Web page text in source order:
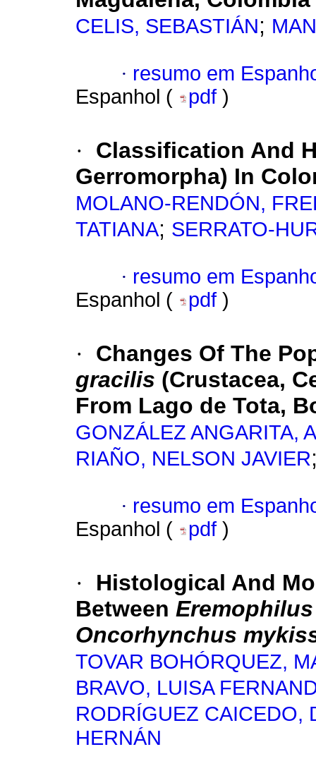
CELIS, SEBASTIÁN;
· resumo em
Espanhol (
pdf )
·
Classification And
Gerromorpha) In
MOLANO-RENDÓN,
TATIANA; SERRATO-
· resumo em
Espanhol (
pdf )
·
Changes Of The
gracilis (Crustacea,
From Lago de Tota,
GONZÁLEZ ANGARITA,
RIAÑO, NELSON JAVIER
· resumo em
Espanhol (
pdf )
·
Histological And
Between
Oncorhynchus
TOVAR BOHÓRQUEZ,
BRAVO, LUISA
RODRÍGUEZ CAICEDO,
HERNÁN